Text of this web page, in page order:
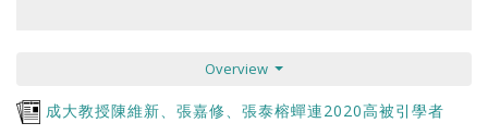
Overview
成大教授陳維新、張嘉修、張泰榕蟬連2020高被引學者